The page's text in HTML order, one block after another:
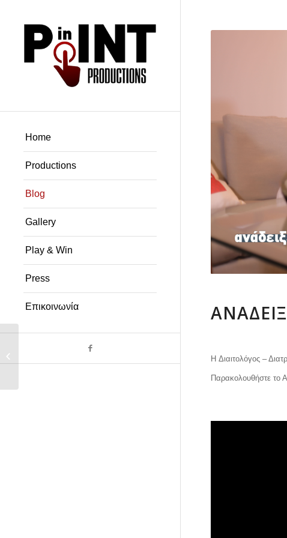
Home
Productions
Blog
Gallery
Play & Win
Press
Επικοινωνία
H Διαιτολόγος –
Παρακολουθήστε το